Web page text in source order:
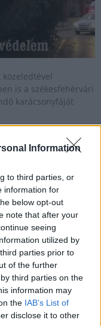
Information
to third parties, or
information for
below opt-out
note that after your
seeing
utilized by
parties prior to
of the further
third parties on the
information may
the IAB’s List of
disclose it to other
is a székesfehérvári
karácsonyfáját
ország
család ajándékozott.
Karácsonyfáját.